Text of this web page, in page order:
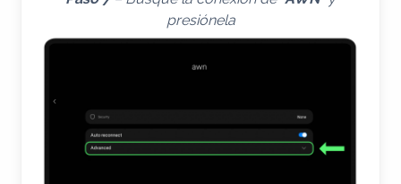
presiónela